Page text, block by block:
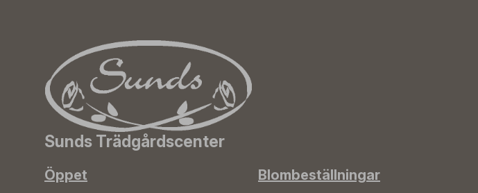
Sunds Trädgårdscenter
Öppet Blombeställningar